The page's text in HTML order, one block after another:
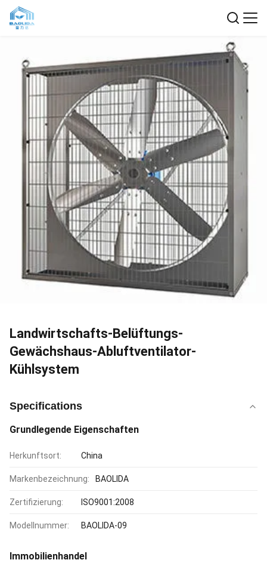
Landwirtschafts-Belüftungs-
Gewächshaus-Abluftventilator-
Kühlsystem
Specifications
Grundlegende Eigenschaften
Herkunftsort: China
Markenbezeichnung: BAOLIDA
Zertifizierung: ISO9001:2008
Modellnummer: BAOLIDA-09
Immobilienhandel